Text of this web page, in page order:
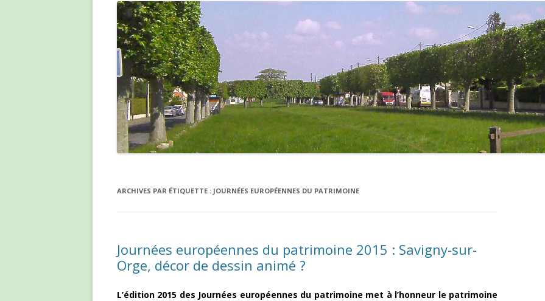
ARCHIVES PAR ÉTIQUETTE : JOURNÉES EUROPÉENNES DU PATRIMOINE
Journées européennes du patrimoine 2015 : Savigny-sur-
Orge, décor de dessin animé ?
L’édition 2015 des Journées européennes du patrimoine met à l’honneur le patrimoine